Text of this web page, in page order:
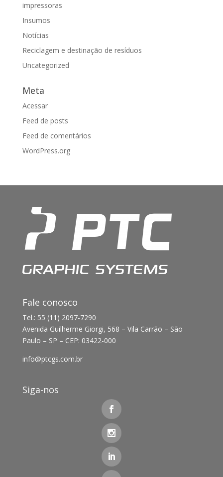
impressoras
Insumos
Notícias
Reciclagem e destinação de resíduos
Uncategorized
Meta
Acessar
Feed de posts
Feed de comentários
WordPress.org
Fale conosco
Tel.: 55 (11) 2097-7290
Avenida Guilherme Giorgi, 568 – Vila Carrão – São
Paulo – SP – CEP: 03422-000
info@ptcgs.com.br
Siga-nos